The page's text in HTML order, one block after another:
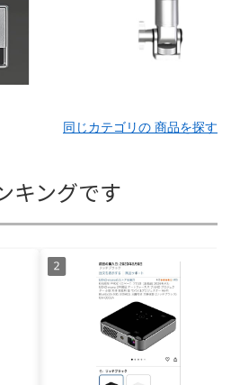
同じカテゴリの 商品を探す
キングです